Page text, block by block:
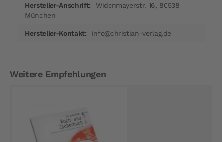
Widenmayerstr. 16, 80538
München
info@christian-verlag.de
Weitere Empfehlungen